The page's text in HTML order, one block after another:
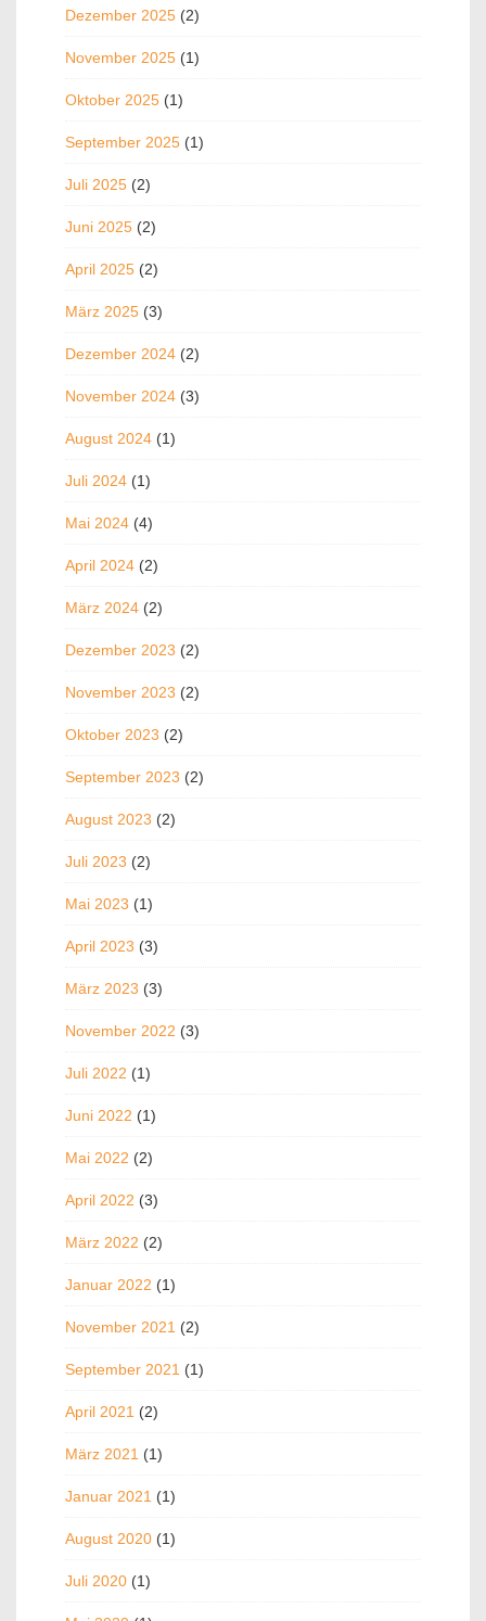
Dezember 2025 (2)
November 2025 (1)
Oktober 2025 (1)
September 2025 (1)
Juli 2025 (2)
Juni 2025 (2)
April 2025 (2)
März 2025 (3)
Dezember 2024 (2)
November 2024 (3)
August 2024 (1)
Juli 2024 (1)
Mai 2024 (4)
April 2024 (2)
März 2024 (2)
Dezember 2023 (2)
November 2023 (2)
Oktober 2023 (2)
September 2023 (2)
August 2023 (2)
Juli 2023 (2)
Mai 2023 (1)
April 2023 (3)
März 2023 (3)
November 2022 (3)
Juli 2022 (1)
Juni 2022 (1)
Mai 2022 (2)
April 2022 (3)
März 2022 (2)
Januar 2022 (1)
November 2021 (2)
September 2021 (1)
April 2021 (2)
März 2021 (1)
Januar 2021 (1)
August 2020 (1)
Juli 2020 (1)